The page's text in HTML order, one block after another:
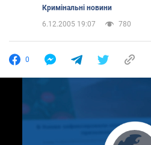
Кримінальні новини
6.12.2005 19:07
780
0